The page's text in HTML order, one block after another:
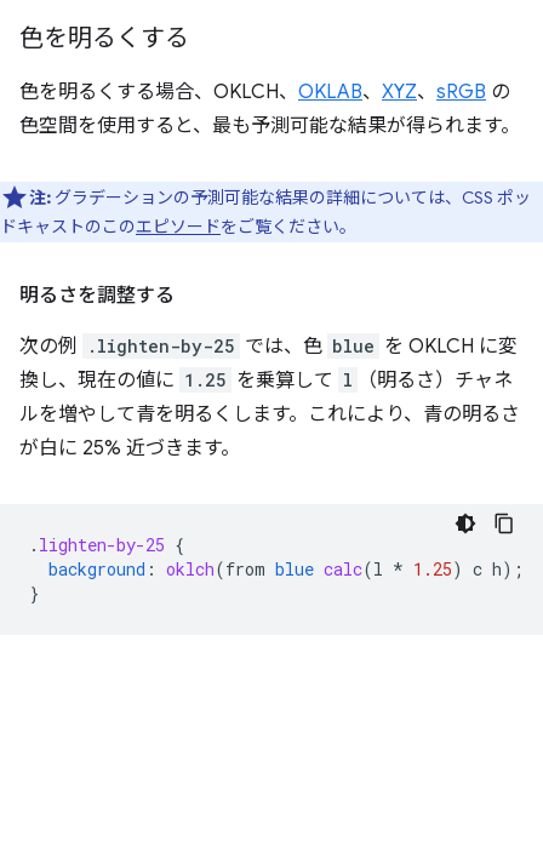
色を明るくする
色を明るくする場合、OKLCH、 OKLAB、 XYZ、 sRGB の
色空間を使用すると、最も予測可能な結果が得られます。
注: グラデーションの予測可能な結果の詳細については、CSS ポッ
ドキャストのこのエピソードをご覧ください。
明るさを調整する
次の例 .lighten-by-25 では、色 blue を OKLCH に変
換し、現在の値に 1.25 を乗算して l
（明るさ）チャネ
ルを増やして青を明るくします。これにより、青の明るさ
が白に 25% 近づきます。
. lighten-by-25 {
background : oklch(from blue calc(l * 1.25) c h);
}